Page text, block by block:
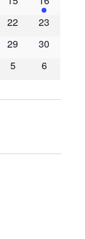
22
23
29
30
5 6